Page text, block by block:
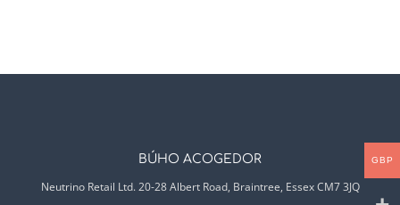
BÚHO ACOGEDOR
Neutrino Retail Ltd. 20-28 Albert Road, Braintree, Essex CM7 3JQ
GBP